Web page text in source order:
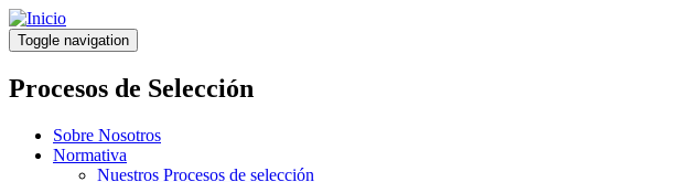
Pasar
al
contenido
principal
Toggle navigation
Procesos de Selección
Sobre Nosotros
Normativa
Nuestros Procesos de selección